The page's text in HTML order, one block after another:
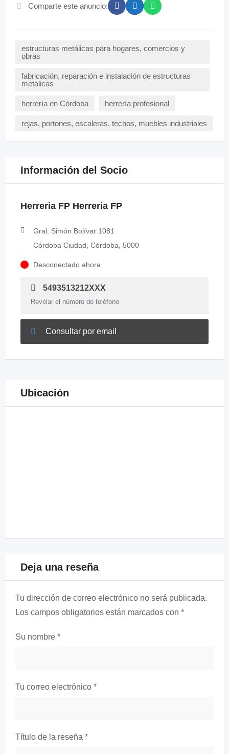
Comparte este anuncio:
estructuras metálicas para hogares, comercios y
obras
fabricación, reparación e instalación de estructuras
metálicas
herrería en Córdoba herrería profesional
rejas, portones, escaleras, techos, muebles industriales
Información del Socio
Herreria FP Herreria FP
Gral. Simón Bolívar 1081
Córdoba Ciudad, Córdoba, 5000
Desconectado ahora
5493513212XXX
Revelar el número de teléfono
Consultar por email
Ubicación
Deja una reseña
Tu dirección de correo electrónico no será publicada.
Los campos obligatorios están marcados con *
Su nombre *
Tu correo electrónico *
Título de la reseña *